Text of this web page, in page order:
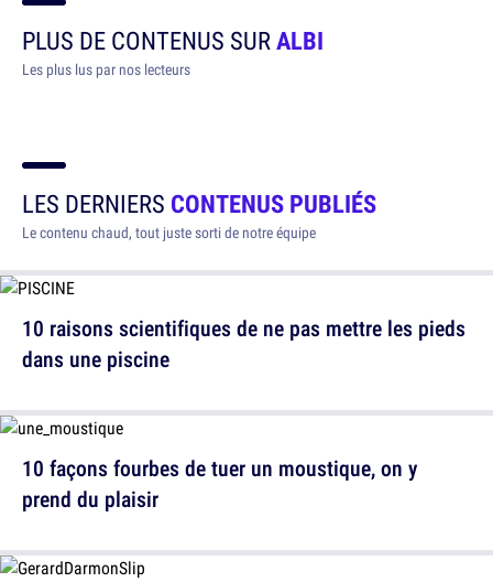
PLUS DE CONTENUS SURALBI
Les plus lus par nos lecteurs
LES DERNIERS CONTENUS PUBLIÉS
Le contenu chaud, tout juste sorti de notre équipe
10 raisons scientifiques de ne pas mettre les pieds
dans une piscine
10 façons fourbes de tuer un moustique, on y
prend du plaisir